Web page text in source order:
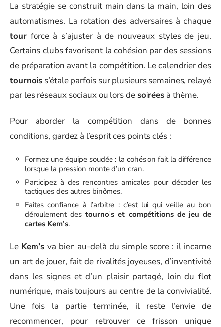
La stratégie se construit main dans la main, loin des
automatismes. La rotation des adversaires à chaque
tour force à s’ajuster à de nouveaux styles de jeu.
Certains clubs favorisent la cohésion par des sessions
de préparation avant la compétition. Le calendrier des
tournois s’étale parfois sur plusieurs semaines, relayé
par les réseaux sociaux ou lors de soirées à thème.
Pour aborder la compétition dans de bonnes
conditions, gardez à l’esprit ces points clés :
Formez une équipe soudée : la cohésion fait la différence
lorsque la pression monte d’un cran.
Participez à des rencontres amicales pour décoder les
tactiques des autres binômes.
Faites confiance à l’arbitre : c’est lui qui veille au bon
déroulement destournois et compétitions de jeu de
cartes Kem’s.
Le Kem’s va bien au-delà du simple score : il incarne
un art de jouer, fait de rivalités joyeuses, d’inventivité
dans les signes et d’un plaisir partagé, loin du flot
numérique, mais toujours au centre de la convivialité.
Une fois la partie terminée, il reste l’envie de
recommencer, pour retrouver ce frisson unique